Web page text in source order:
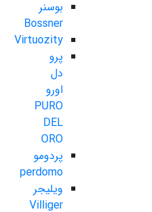
بوسنر
Bossner
Virtuozity
پرو
دل
اورو
PURO
DEL
ORO
پردومو
perdomo
ویلیجر
Villiger